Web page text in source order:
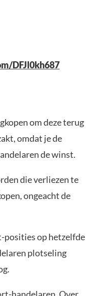
DFJl0kh687
om deze terug
omdat je de
de winst.
die verliezen te
ongeacht de
posities op hetzelfde
plotseling